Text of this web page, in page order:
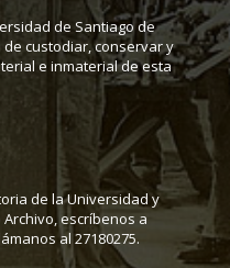
de Santiago de
de custodiar, conservar y
e inmaterial de esta
de la Universidad y
escríbenos a
al 27180275.